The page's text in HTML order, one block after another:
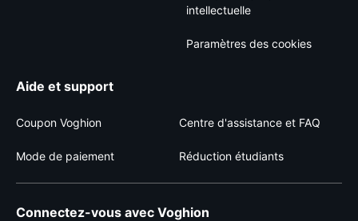
intellectuelle
Paramètres des cookies
Aide et support
Coupon Voghion Centre d'assistance et FAQ
Mode de paiement Réduction étudiants
Connectez-vous avec Voghion